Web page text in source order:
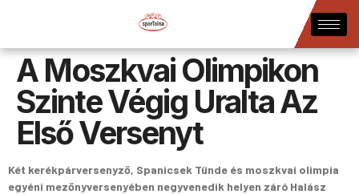
A Moszkvai Olimpikon
Szinte Végig Uralta Az
Első Versenyt
Két kerékpárversenyző, Spanicsek Tünde és moszkvai olimpia
egyéni mezőnyversenyében negyvenedik helyen záró Halász